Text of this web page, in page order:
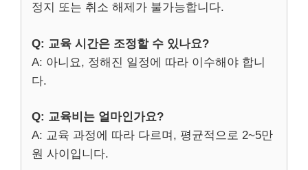
정지 또는 취소 해제가 불가능합니다.
Q: 교육 시간은 조정할 수 있나요?
A: 아니요, 정해진 일정에 따라 이수해야 합니
다.
Q: 교육비는 얼마인가요?
A: 교육 과정에 따라 다르며, 평균적으로 2~5만
원 사이입니다.